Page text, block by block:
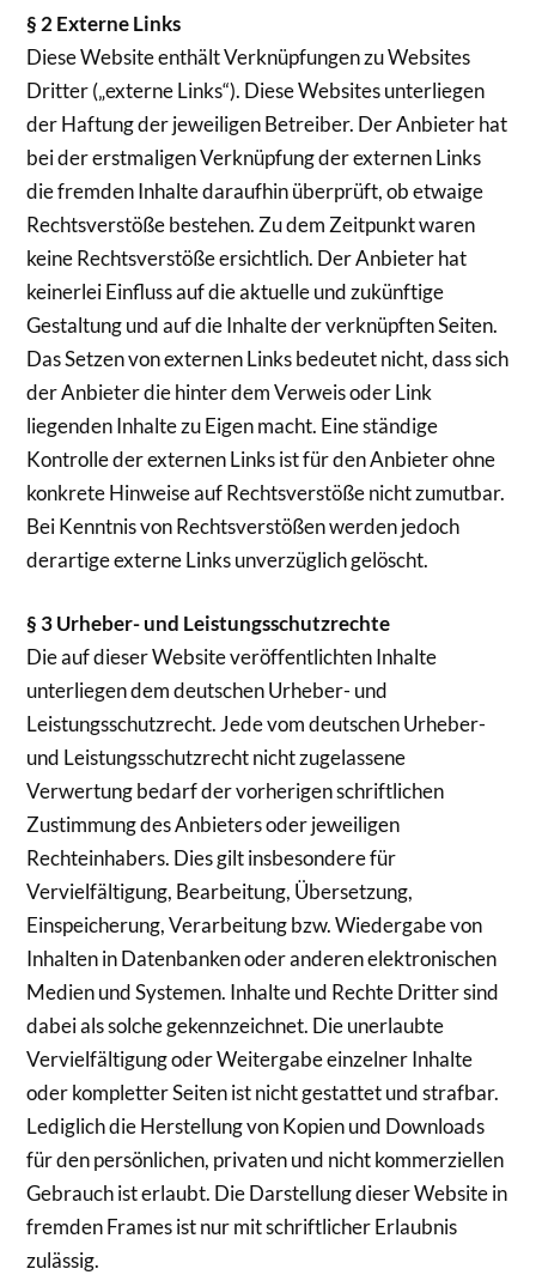
§ 2 Externe Links
Diese Website enthält Verknüpfungen zu Websites
Dritter („externe Links“). Diese Websites unterliegen
der Haftung der jeweiligen Betreiber. Der Anbieter hat
bei der erstmaligen Verknüpfung der externen Links
die fremden Inhalte daraufhin überprüft, ob etwaige
Rechtsverstöße bestehen. Zu dem Zeitpunkt waren
keine Rechtsverstöße ersichtlich. Der Anbieter hat
keinerlei Einfluss auf die aktuelle und zukünftige
Gestaltung und auf die Inhalte der verknüpften Seiten.
Das Setzen von externen Links bedeutet nicht, dass sich
der Anbieter die hinter dem Verweis oder Link
liegenden Inhalte zu Eigen macht. Eine ständige
Kontrolle der externen Links ist für den Anbieter ohne
konkrete Hinweise auf Rechtsverstöße nicht zumutbar.
Bei Kenntnis von Rechtsverstößen werden jedoch
derartige externe Links unverzüglich gelöscht.
§ 3 Urheber- und Leistungsschutzrechte
Die auf dieser Website veröffentlichten Inhalte
unterliegen dem deutschen Urheber- und
Leistungsschutzrecht. Jede vom deutschen Urheber-
und Leistungsschutzrecht nicht zugelassene
Verwertung bedarf der vorherigen schriftlichen
Zustimmung des Anbieters oder jeweiligen
Rechteinhabers. Dies gilt insbesondere für
Vervielfältigung, Bearbeitung, Übersetzung,
Einspeicherung, Verarbeitung bzw. Wiedergabe von
Inhalten in Datenbanken oder anderen elektronischen
Medien und Systemen. Inhalte und Rechte Dritter sind
dabei als solche gekennzeichnet. Die unerlaubte
Vervielfältigung oder Weitergabe einzelner Inhalte
oder kompletter Seiten ist nicht gestattet und strafbar.
Lediglich die Herstellung von Kopien und Downloads
für den persönlichen, privaten und nicht kommerziellen
Gebrauch ist erlaubt. Die Darstellung dieser Website in
fremden Frames ist nur mit schriftlicher Erlaubnis
zulässig.